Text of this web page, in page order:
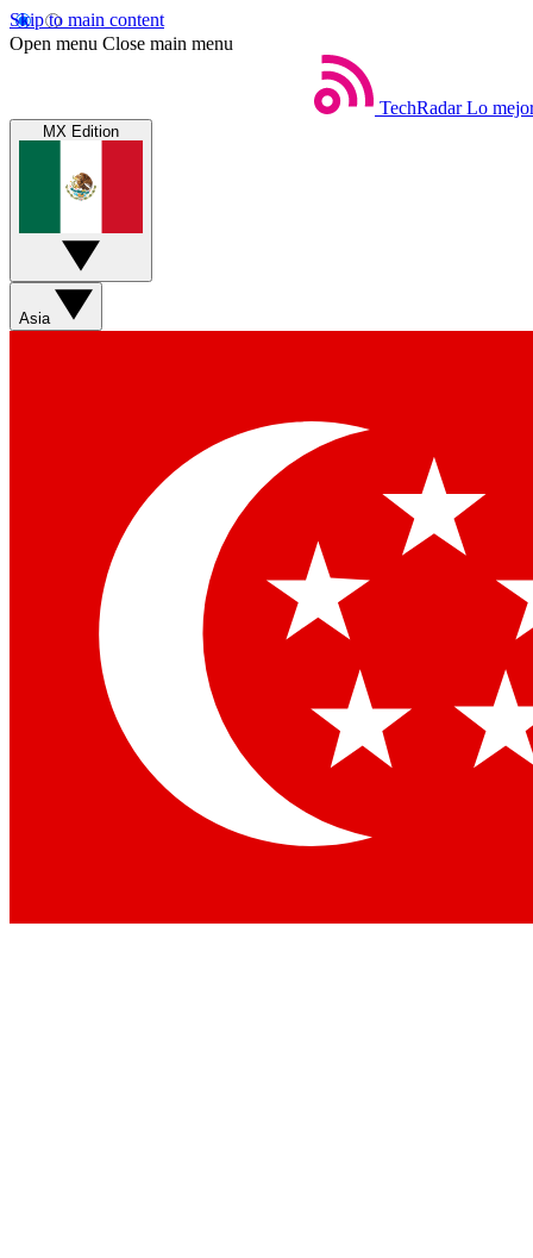
Skip to main content
Open menu Close main menu
TechRadar Lo
MX Edition
Asia